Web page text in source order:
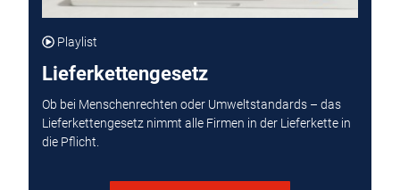
Playlist
Lieferkettengesetz
Ob bei Menschenrechten oder Umweltstandards – das
Lieferkettengesetz nimmt alle Firmen in der Lieferkette in
die Pflicht.